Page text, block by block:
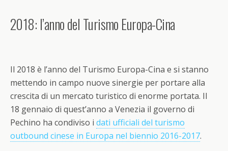
2018: l’anno del Turismo Europa-Cina
Il 2018 è l’anno del Turismo Europa-Cina e si stanno
mettendo in campo nuove sinergie per portare alla
crescita di un mercato turistico di enorme portata. Il
18 gennaio di quest’anno a Venezia il governo di
Pechino ha condiviso i dati ufficiali del turismo
outbound cinese in Europa nel biennio 2016-2017.